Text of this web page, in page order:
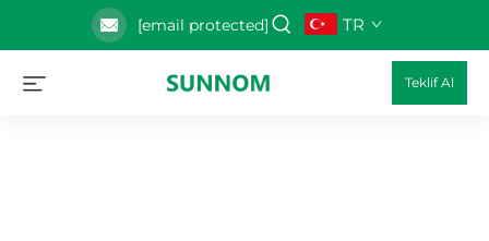
[email protected] TR
Teklif Al